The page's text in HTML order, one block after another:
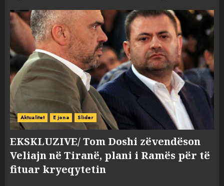
Aktualitet E jona Slider
EKSKLUZIVE/ Tom Doshi zëvendëson
Veliajn në Tiranë, plani i Ramës për të
fituar kryeqytetin